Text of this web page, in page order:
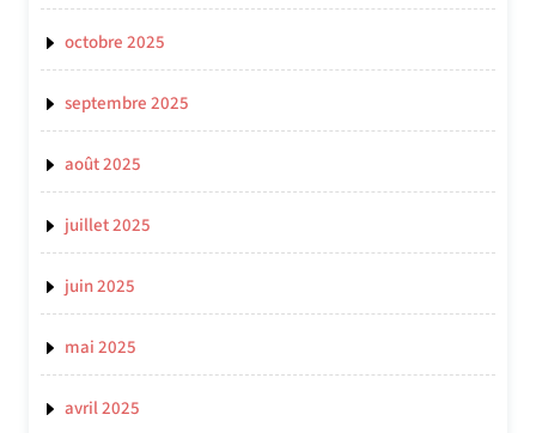
octobre 2025
septembre 2025
août 2025
juillet 2025
juin 2025
mai 2025
avril 2025